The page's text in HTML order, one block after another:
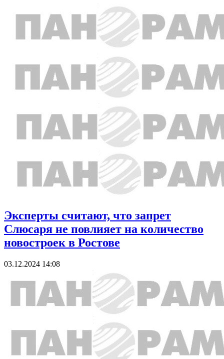
Эксперты считают, что запрет
Слюсаря не повлияет на количество
новостроек в Ростове
03.12.2024 14:08